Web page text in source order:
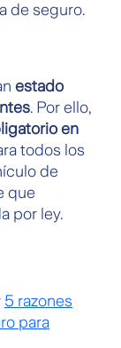
de seguro.
estado
. Por ello,
en
todos los
de
que
por ley.
5 razones
para